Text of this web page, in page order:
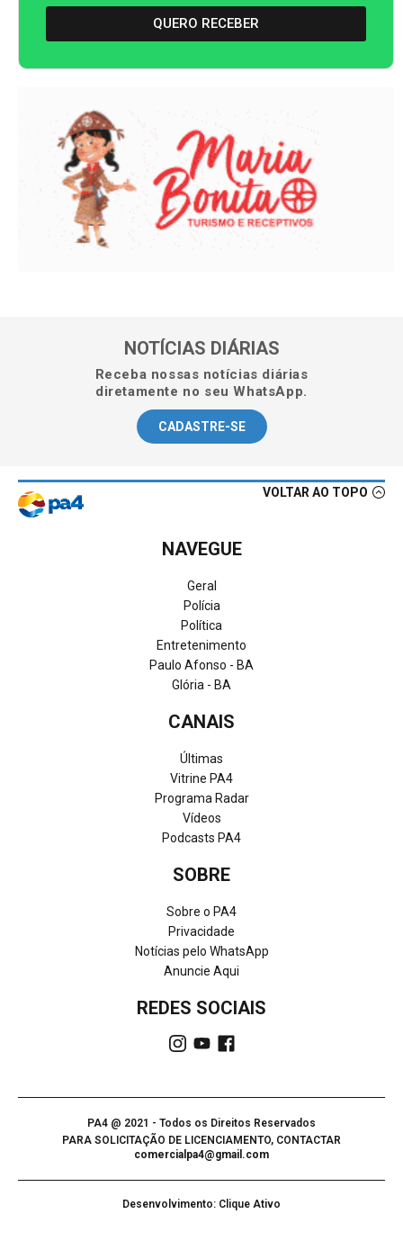
QUERO RECEBER
NOTÍCIAS DIÁRIAS
Receba nossas notícias diárias
diretamente no seu WhatsApp.
CADASTRE-SE
VOLTAR AO TOPO
NAVEGUE
Geral
Polícia
Política
Entretenimento
Paulo Afonso - BA
Glória - BA
CANAIS
Últimas
Vitrine PA4
Programa Radar
Vídeos
Podcasts PA4
SOBRE
Sobre o PA4
Privacidade
Notícias pelo WhatsApp
Anuncie Aqui
REDES SOCIAIS
PA4 @ 2021 - Todos os Direitos Reservados
PARA SOLICITAÇÃO DE LICENCIAMENTO, CONTACTAR
comercialpa4@gmail.com
Desenvolvimento: Clique Ativo